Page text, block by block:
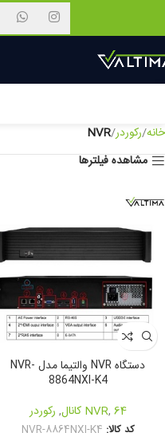
خانه رکوردر NVR
مشاهده فیلترها
دستگاه NVR والتیما مدل NVR-
8864NXI-K4
NVR, 64 کانال , رکوردر